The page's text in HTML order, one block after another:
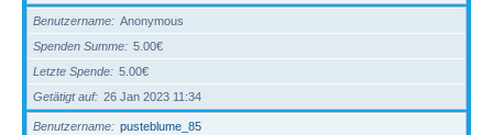
Benutzername
Anonymous
Spenden Summe
5.00€
Letzte Spende
5.00€
Getätigt auf
26 Jan 2023 11:34
Benutzername
pusteblume_85